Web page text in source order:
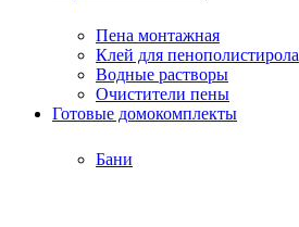
Пена монтажная
Клей для пенополистирола
Водные растворы
Очистители пены
Готовые домокомплекты
Бани